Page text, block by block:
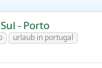
- Porto
urlaub in portugal